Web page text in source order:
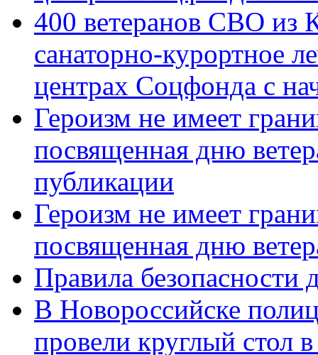
400 ветеранов СВО из
санаторно-курортное
центрах Соцфонда с
Героизм не имеет
посвященная дню
публикации
Героизм не имеет
посвященная дню
Правила безопасности
В Новороссийске
провели круглый стол